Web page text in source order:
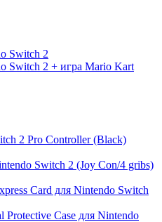
Switch 2
Switch 2 + игра Mario Kart
2 Pro Controller (Black)
Switch 2 (Joy Con/4 gribs)
Card для Nintendo Switch
Protective Case для Nintendo